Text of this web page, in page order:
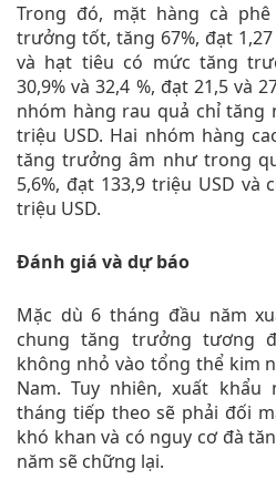
Trong đó, mặt hàng cà
trưởng tốt, tăng 67%, đạt
và hạt tiêu có mức tăng
30,9% và 32,4 %, đạt 21,5 và
nhóm hàng rau quả chỉ tăng
triệu USD. Hai nhóm hàng
tăng trưởng âm như trong
5,6%, đạt 133,9 triệu USD và
triệu USD.
Đánh giá và dự báo
Mặc dù 6 tháng đầu năm
chung tăng trưởng tương
không nhỏ vào tổng thể kim
Nam. Tuy nhiên, xuất
tháng tiếp theo sẽ phải đối
khó khan và có nguy cơ đà
năm sẽ chững lại.